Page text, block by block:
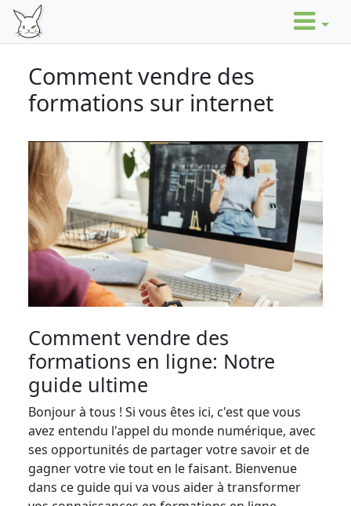
Comment vendre des
formations sur internet
Comment vendre des
formations en ligne: Notre
guide ultime
Bonjour à tous ! Si vous êtes ici, c'est que vous
avez entendu l'appel du monde numérique, avec
ses opportunités de partager votre savoir et de
gagner votre vie tout en le faisant. Bienvenue
dans ce guide qui va vous aider à transformer